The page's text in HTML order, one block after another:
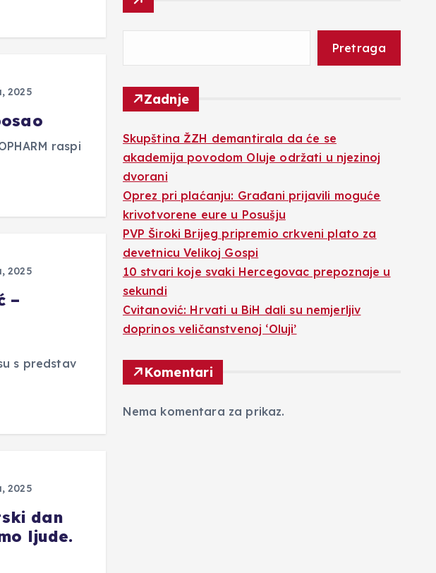
2025
raspi
2025
–
s predstav
2025
dan
ljude.
Pretraga
Zadnje
Skupština ŽZH demantirala da će se
akademija povodom Oluje održati u njezinoj
dvorani
Oprez pri plaćanju: Građani prijavili moguće
krivotvorene eure u Posušju
PVP Široki Brijeg pripremio crkveni plato za
devetnicu Velikoj Gospi
10 stvari koje svaki Hercegovac prepoznaje u
sekundi
Cvitanović: Hrvati u BiH dali su nemjerljiv
doprinos veličanstvenoj ‘Oluji’
Komentari
Nema komentara za prikaz.